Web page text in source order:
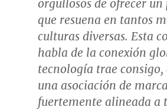
orgullosos de ofrecer un
que resuena en tantos
culturas diversas. Esta
habla de la conexión
tecnología trae consigo,
una asociación de marca
fuertemente alineada a